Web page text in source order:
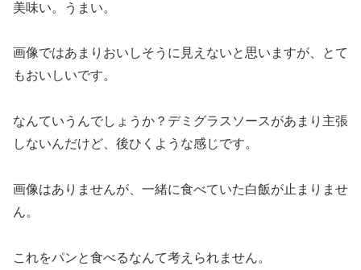
美味い。うまい。
画像ではあまりおいしそうに見えないと思いますが、とて
もおいしいです。
なんていうんでしょうか？デミグラスソースがあまり主張
しないんだけど、後ひくような感じです。
画像はありませんが、一緒に食べていた白飯が止まりませ
ん。
これをパンと食べるなんて考えられません。